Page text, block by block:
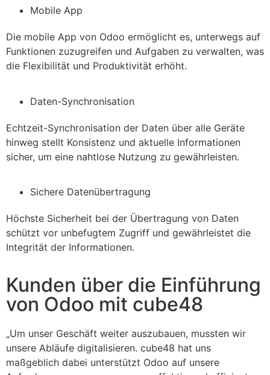
Mobile App
Die mobile App von Odoo ermöglicht es, unterwegs auf
Funktionen zuzugreifen und Aufgaben zu verwalten, was
die Flexibilität und Produktivität erhöht.
Daten-Synchronisation
Echtzeit-Synchronisation der Daten über alle Geräte
hinweg stellt Konsistenz und aktuelle Informationen
sicher, um eine nahtlose Nutzung zu gewährleisten.
Sichere Datenübertragung
Höchste Sicherheit bei der Übertragung von Daten
schützt vor unbefugtem Zugriff und gewährleistet die
Integrität der Informationen.
Kunden über die Einführung
von Odoo mit cube48
„Um unser Geschäft weiter auszubauen, mussten wir
unsere Abläufe digitalisieren. cube48 hat uns
maßgeblich dabei unterstützt Odoo auf unsere